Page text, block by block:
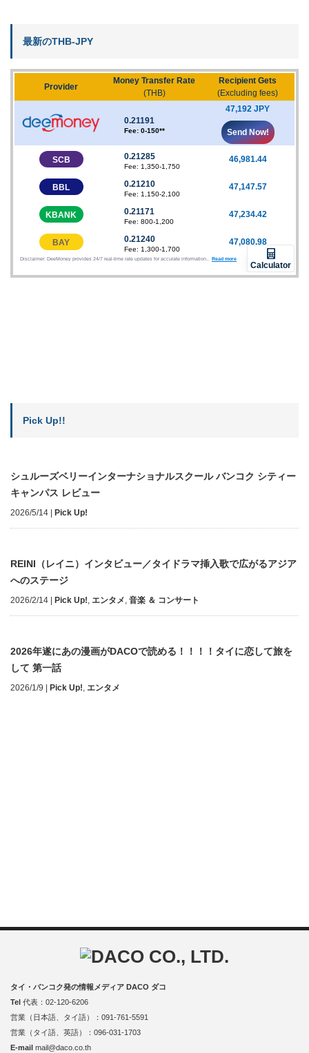
最新のTHB-JPY
Pick Up!!
シュルーズベリーインターナショナルスクール バンコク シティー
キャンパス レビュー
2026/5/14 Pick Up!
REINI（レイニ）インタビュー／タイドラマ挿入歌で広がるアジア
へのステージ
2026/2/14 Pick Up!, エンタメ, 音楽 ＆ コンサート
2026年遂にあの漫画がDACOで読める！！！！タイに恋して旅を
して 第一話
2026/1/9 Pick Up!, エンタメ
タイ・バンコク発の情報メディア DACO ダコ
Tel 代表：02-120-6206
営業（日本語、タイ語）：091-761-5591
営業（タイ語、英語）：096-031-1703
E-mail mail@daco.co.th